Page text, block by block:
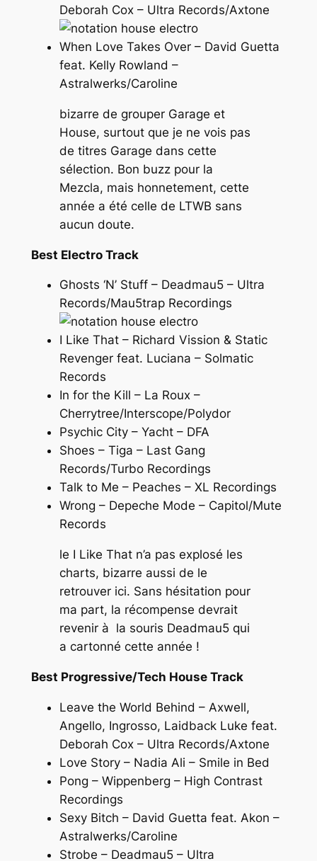
Deborah Cox – Ultra Records/Axtone
When Love Takes Over – David Guetta
feat. Kelly Rowland –
Astralwerks/Caroline
bizarre de grouper Garage et
House, surtout que je ne vois pas
de titres Garage dans cette
sélection. Bon buzz pour la
Mezcla, mais honnetement, cette
année a été celle de LTWB sans
aucun doute.
Best Electro Track
Ghosts ‘N’ Stuff – Deadmau5 – Ultra
Records/Mau5trap Recordings
I Like That – Richard Vission & Static
Revenger feat. Luciana – Solmatic
Records
In for the Kill – La Roux –
Cherrytree/Interscope/Polydor
Psychic City – Yacht – DFA
Shoes – Tiga – Last Gang
Records/Turbo Recordings
Talk to Me – Peaches – XL Recordings
Wrong – Depeche Mode – Capitol/Mute
Records
le I Like Thatn’a pas explosé les
charts, bizarre aussi de le
retrouver ici. Sans hésitation pour
ma part, la récompense devrait
revenir à la souris Deadmau5 qui
a cartonné cette année !
Best Progressive/Tech House Track
Leave the World Behind – Axwell,
Angello, Ingrosso, Laidback Luke feat.
Deborah Cox – Ultra Records/Axtone
Love Story – Nadia Ali – Smile in Bed
Pong – Wippenberg – High Contrast
Recordings
Sexy Bitch – David Guetta feat. Akon –
Astralwerks/Caroline
Strobe – Deadmau5 – Ultra